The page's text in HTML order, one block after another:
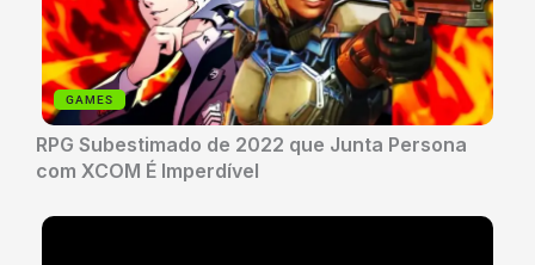
GAMES
RPG Subestimado de 2022 que Junta Persona
com XCOM É Imperdível